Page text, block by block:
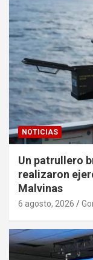
NOTICIAS
Un patrullero
realizaron
Malvinas
6 agosto, 2026